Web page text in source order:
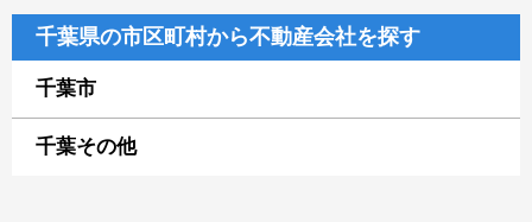
千葉県の市区町村から不動産会社を探す
千葉市
千葉その他